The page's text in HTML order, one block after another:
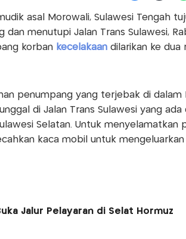
asal Morowali, Sulawesi Tengah
dan menutupi Jalan Trans Sulawesi,
korban kecelakaan dilarikan ke dua
penumpang yang terjebak di dalam
di Jalan Trans Sulawesi yang ada
Selatan. Untuk menyelamatkan
kaca mobil untuk mengeluarkan
Jalur Pelayaran di Selat Hormuz